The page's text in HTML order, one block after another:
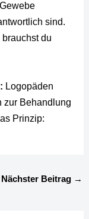
sind.
du
Logopäden
zur Behandlung
Prinzip:
Nächster Beitrag →